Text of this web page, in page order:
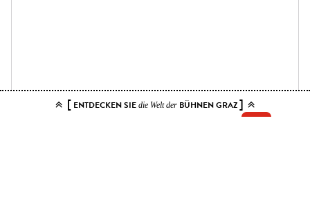
[ENTDECKEN SIE die Welt derBÜHNEN GRAZ]